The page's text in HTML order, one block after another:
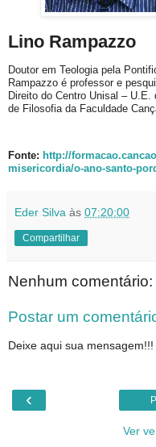
Lino Rampazzo
Doutor em Teologia pela
Rampazzo é professor e
Direito do Centro Unisal –
de Filosofia da Faculdade
Fonte: http://
misericordia/o-ano-santo-
Eder Silva às 07:20:00
Compartilhar
Nenhum comentário:
Postar um
Deixe aqui sua mensagem!!!
‹
Ver